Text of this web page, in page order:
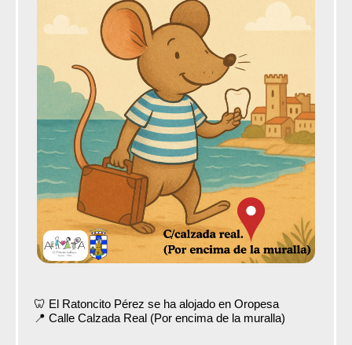
🦷 El Ratoncito Pérez se ha alojado en Oropesa
📍 Calle Calzada Real (Por encima de la muralla)